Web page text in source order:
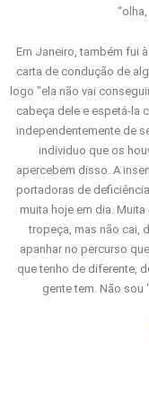
Em Janeiro, também fui
carta de condução de
logo "ela não vai
cabeça dele e espetá-la
independentemente de
individuo que os
apercebem disso. A
portadoras de
muita hoje em dia.
tropeça, mas não cai,
apanhar no percurso
que tenho de diferente,
gente tem. Não sou